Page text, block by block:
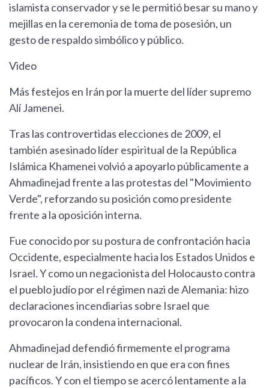
islamista conservador y se le permitió besar su mano y
mejillas en la ceremonia de toma de posesión, un
gesto de respaldo simbólico y público.
Video
Más festejos en Irán por la muerte del líder supremo
Alí Jamenei.
Tras las controvertidas elecciones de 2009, el
también asesinado líder espiritual de la República
Islámica Khamenei volvió a apoyarlo públicamente a
Ahmadinejad frente a las protestas del "Movimiento
Verde", reforzando su posición como presidente
frente a la oposición interna.
Fue conocido por su postura de confrontación hacia
Occidente, especialmente hacia los Estados Unidos e
Israel. Y como un negacionista del Holocausto contra
el pueblo judío por el régimen nazi de Alemania: hizo
declaraciones incendiarias sobre Israel que
provocaron la condena internacional.
Ahmadinejad defendió firmemente el programa
nuclear de Irán, insistiendo en que era con fines
pacíficos. Y con el tiempo se acercó lentamente a la